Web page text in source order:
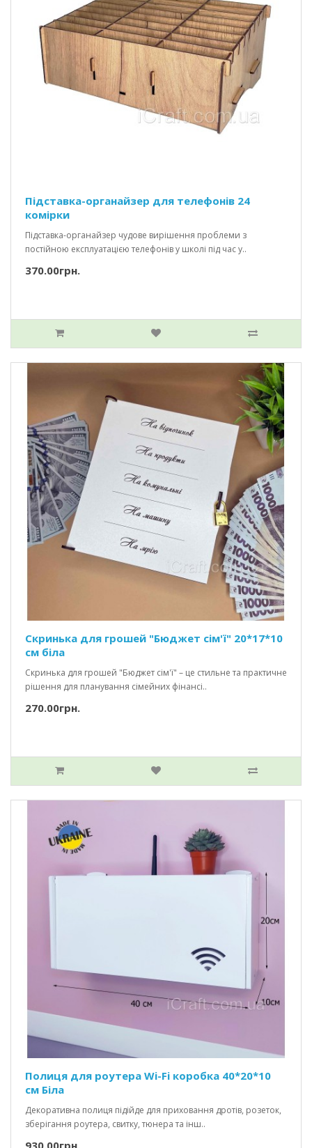
Підставка-органайзер для телефонів 24
комірки
Підставка-органайзер чудове вирішення проблеми з
постійною експлуатацією телефонів у школі під час у..
370.00грн.
Скринька для грошей "Бюджет сім'ї" 20*17*10
см біла
Скринька для грошей "Бюджет сім'ї" – це стильне та практичне
рішення для планування сімейних фінансі..
270.00грн.
Полиця для роутера Wi-Fi коробка 40*20*10
см Біла
Декоративна полиця підійде для приховання дротів, розеток,
зберігання роутера, свитку, тюнера та інш..
930.00грн.